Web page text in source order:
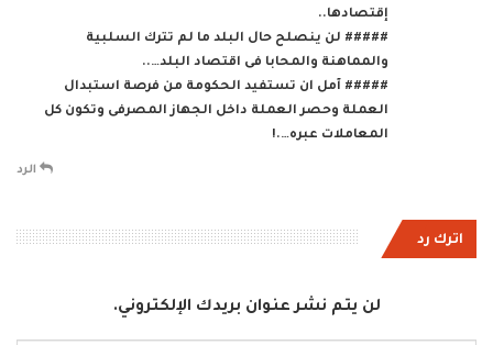
إقتصادها..
##### لن ينصلح حال البلد ما لم تترك السلبية
والمماهنة والمحابا فى اقتصاد البلد…..
##### آمل ان تستفيد الحكومة من فرصة استبدال
العملة وحصر العملة داخل الجهاز المصرفى وتكون كل
المعاملات عبره….!
الرد
اترك رد
لن يتم نشر عنوان بريدك الإلكتروني.